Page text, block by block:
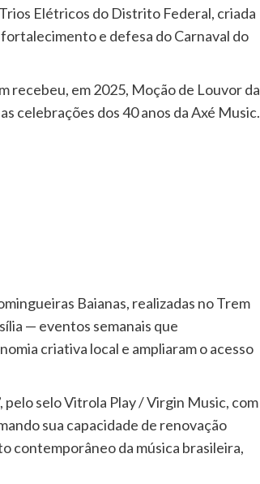
Elétricos do Distrito Federal, criada
e defesa do Carnaval do
recebeu, em 2025, Moção de Louvor da
celebrações dos 40 anos da Axé Music.
Baianas, realizadas no Trem
— eventos semanais que
criativa local e ampliaram o acesso
pelo selo Vitrola Play / Virgin Music, com
sua capacidade de renovação
contemporâneo da música brasileira,